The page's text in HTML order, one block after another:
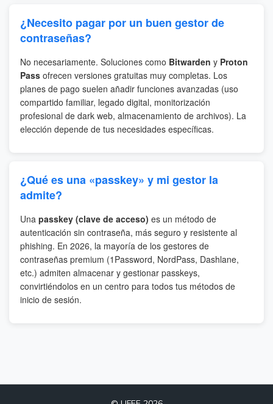
¿Necesito pagar por un buen gestor de
contraseñas?
No necesariamente. Soluciones como Bitwarden y Proton
Pass ofrecen versiones gratuitas muy completas. Los
planes de pago suelen añadir funciones avanzadas (uso
compartido familiar, legado digital, monitorización
profesional de dark web, almacenamiento de archivos). La
elección depende de tus necesidades específicas.
¿Qué es una «passkey» y mi gestor la
admite?
Una passkey (clave de acceso) es un método de
autenticación sin contraseña, más seguro y resistente al
phishing. En 2026, la mayoría de los gestores de
contraseñas premium (1Password, NordPass, Dashlane,
etc.) admiten almacenar y gestionar passkeys,
convirtiéndolos en un centro para todos tus métodos de
inicio de sesión.